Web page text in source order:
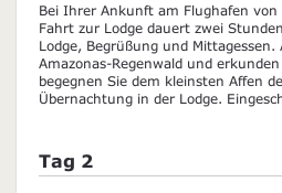
Bei Ihrer Ankunft am Flughafen
Fahrt zur Lodge dauert zwei
Lodge, Begrüßung und
Amazonas-Regenwald und
begegnen Sie dem kleinsten Affen
Übernachtung in der Lodge.
Tag 2